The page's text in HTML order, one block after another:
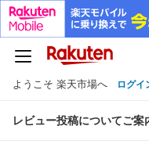
ようこそ 楽天市場へ ログイ
レビュー投稿についてご案